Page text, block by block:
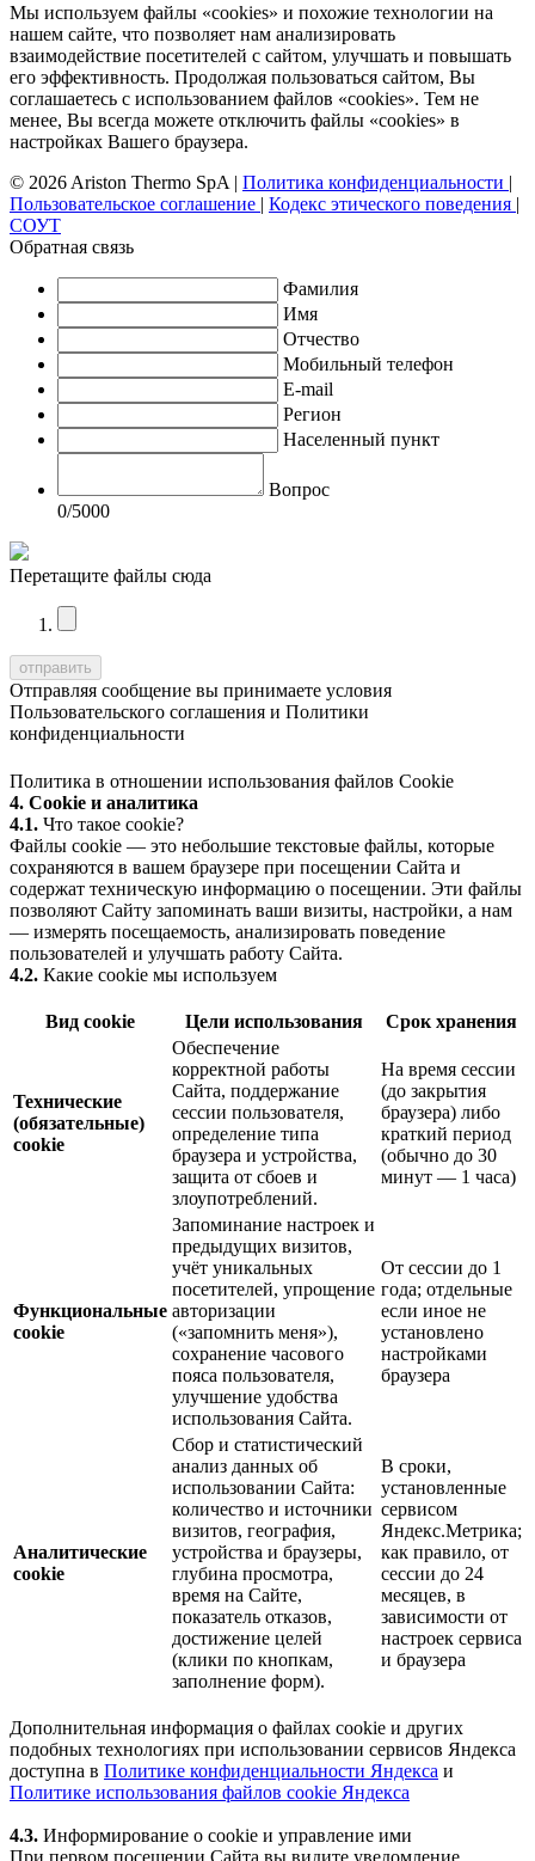
Мы используем файлы «cookies» и похожие технологии на
нашем сайте, что позволяет нам анализировать
взаимодействие посетителей с сайтом, улучшать и повышать
его эффективность. Продолжая пользоваться сайтом, Вы
соглашаетесь с использованием файлов «cookies». Тем не
менее, Вы всегда можете отключить файлы «cookies» в
настройках Вашего браузера.
© 2026 Ariston Thermo SpA | Политика конфиденциальности |
Пользовательское соглашение | Кодекс этического поведения |
СОУТ
Обратная связь
Фамилия
Имя
Отчество
Мобильный телефон
E-mail
Регион
Населенный пункт
Вопрос
0/5000
Перетащите файлы сюда
Отправляя сообщение вы принимаете условия
Пользовательского соглашения и Политики
конфиденциальности
Политика в отношении использования файлов Cookie
4. Cookie и аналитика
4.1. Что такое cookie?
Файлы cookie — это небольшие текстовые файлы, которые
сохраняются в вашем браузере при посещении Сайта и
содержат техническую информацию о посещении. Эти файлы
позволяют Сайту запоминать ваши визиты, настройки, а нам
— измерять посещаемость, анализировать поведение
пользователей и улучшать работу Сайта.
4.2. Какие cookie мы используем
Вид cookie Цели использования Срок хранения
Технические
(обязательные)
cookie
Обеспечение
корректной работы
Сайта, поддержание
сессии пользователя,
определение типа
браузера и устройства,
защита от сбоев и
злоупотреблений.
На время сессии
(до закрытия
браузера) либо
краткий период
(обычно до 30
минут — 1 часа)
Функциональные
cookie
Запоминание настроек и
предыдущих визитов,
учёт уникальных
посетителей, упрощение
авторизации
(«запомнить меня»),
сохранение часового
пояса пользователя,
улучшение удобства
использования Сайта.
От сессии до 1
года; отдельные
если иное не
установлено
настройками
браузера
Аналитические
cookie
Сбор и статистический
анализ данных об
использовании Сайта:
количество и источники
визитов, география,
устройства и браузеры,
глубина просмотра,
время на Сайте,
показатель отказов,
достижение целей
(клики по кнопкам,
заполнение форм).
В сроки,
установленные
сервисом
Яндекс.Метрика;
как правило, от
сессии до 24
месяцев, в
зависимости от
настроек сервиса
и браузера
Дополнительная информация о файлах cookie и других
подобных технологиях при использовании сервисов Яндекса
доступна в Политике конфиденциальности Яндекса и
Политике использования файлов cookie Яндекса
4.3. Информирование о cookie и управление ими
При первом посещении Сайта вы видите уведомление